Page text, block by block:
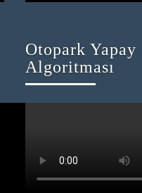
Otopark Yapay
Algoritması